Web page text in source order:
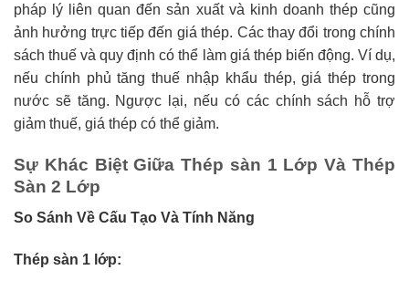
pháp lý liên quan đến sản xuất và kinh doanh thép cũng
ảnh hưởng trực tiếp đến giá thép. Các thay đổi trong chính
sách thuế và quy định có thể làm giá thép biến động. Ví dụ,
nếu chính phủ tăng thuế nhập khẩu thép, giá thép trong
nước sẽ tăng. Ngược lại, nếu có các chính sách hỗ trợ
giảm thuế, giá thép có thể giảm.
Sự Khác Biệt Giữa Thép sàn 1 Lớp Và Thép
Sàn 2 Lớp
So Sánh Về Cấu Tạo Và Tính Năng
Thép sàn 1 lớp: